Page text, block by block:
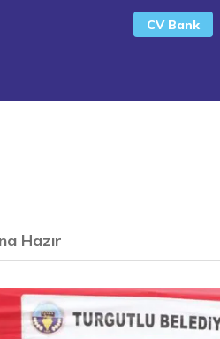
CV Bank
Hazır